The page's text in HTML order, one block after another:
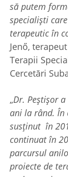
să putem
specialiști
terapeutic în
Jenő,
Terapii
Cercetări
„Dr. Peștișor
ani la rând. În
susținut în
continuat în
parcursul
proiecte de